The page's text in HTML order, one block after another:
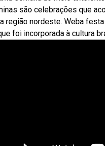
são celebrações que
região nordeste. Weba
foi incorporada à cultura